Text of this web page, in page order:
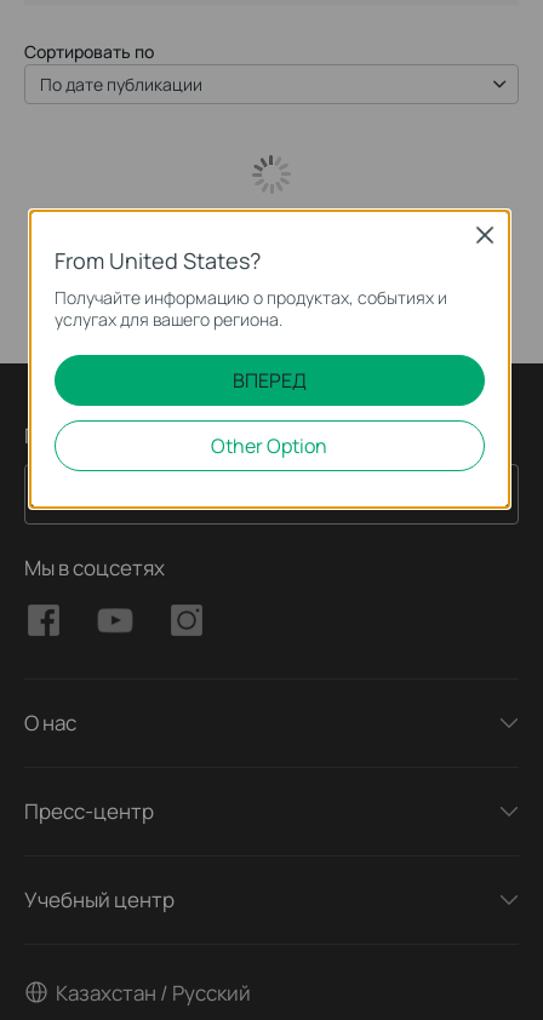
Сортировать по
По дате публикации
Подпишитесь на рассылку
Мы в соцсетях
О нас
Пресс-центр
Учебный центр
Казахстан / Русский
From United States?
Получайте информацию о продуктах, событиях и
услугах для вашего региона.
ВПЕРЕД
Other Option
Close